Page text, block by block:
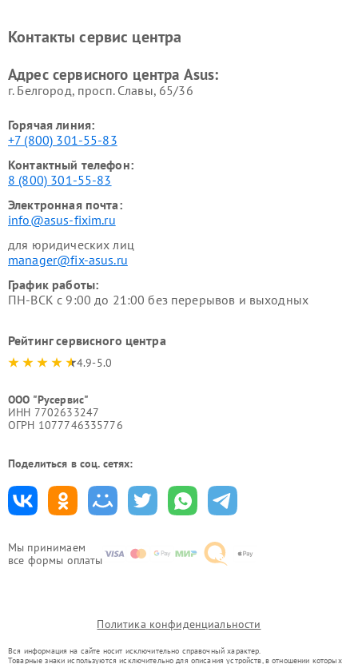
Мы принимаем
все формы оплаты
Контакты сервис центра
Адрес сервисного центра Asus:
г. Белгород, просп. Славы, 65/36
Горячая линия:
+7 (800) 301-55-83
Контактный телефон:
8 (800) 301-55-83
Электронная почта:
info@asus-fixim.ru
для юридических лиц
manager@fix-asus.ru
График работы:
ПН-ВСК с 9:00 до 21:00 без перерывов и выходных
Рейтинг сервисного центра
4.9-5.0
ООО "Русервис"
ИНН 7702633247
ОГРН 1077746335776
Поделиться в соц. сетях:
Политика конфиденциальности
Вся информация на сайте носит исключительно справочный характер.
Товарные знаки используются исключительно для описания устройств, в отношении которых